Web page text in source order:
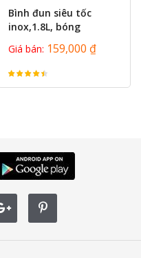
Bình đun siêu tốc
inox,1.8L, bóng
Giá bán: 159,000 ₫